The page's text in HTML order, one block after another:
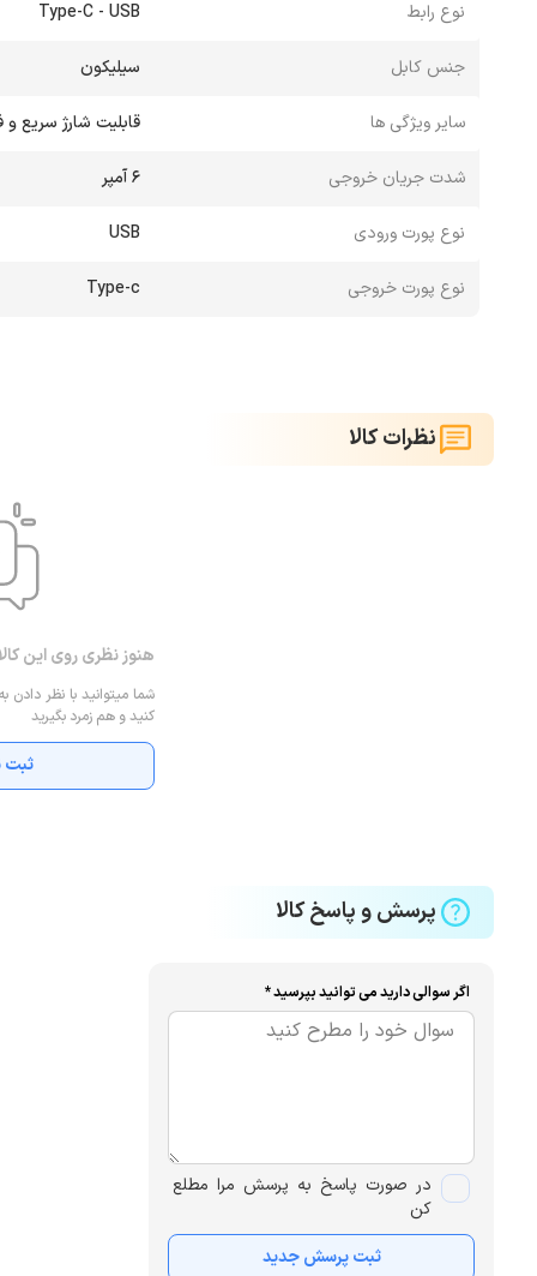
نوع رابط Type-C - USB
جنس کابل سیلیکون
سایر ویژگی ها قابلیت شارژ سریع
شدت جریان خروجی 6 آمپر
نوع پورت ورودی USB
نوع پورت خروجی Type-c
نظرات کالا
هنوز نظری روی این
شما میتوانید با نظر دادن
کنید و هم زمرد بگیرید
ثبت
پرسش و پاسخ کالا
اگر سوالی دارید می توانید بپرسید *
در صورت پاسخ به پرسش مرا مطلع
کن
ثبت پرسش جدید